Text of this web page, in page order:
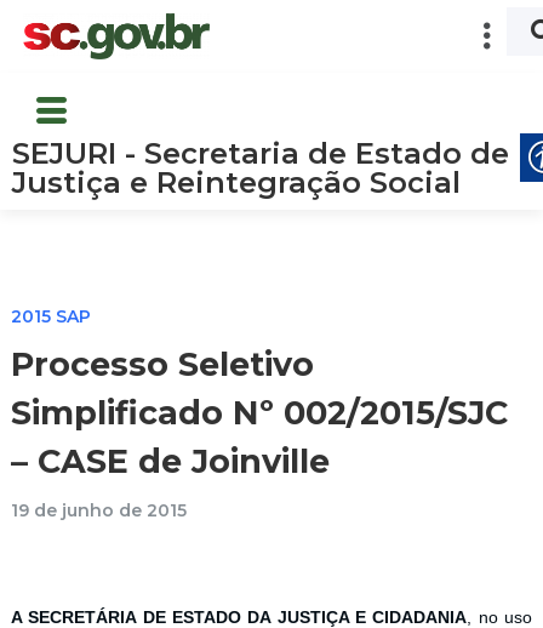
SEJURI - Secretaria de Estado de
Justiça e Reintegração Social
2015 SAP
Processo Seletivo
Simplificado Nº 002/2015/SJC
– CASE de Joinville
19 de junho de 2015
A SECRETÁRIA DE ESTADO DA JUSTIÇA E CIDADANIA , no uso